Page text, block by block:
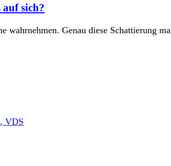
sich?
wahrnehmen. Genau diese Schattierung